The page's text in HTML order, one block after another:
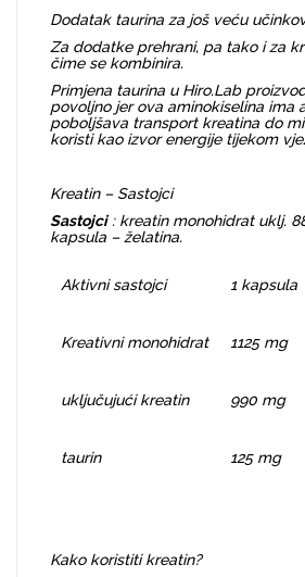
Dodatak taurina za još veću
Za dodatke prehrani, pa tako i za
čime se kombinira.
Primjena taurina u Hiro.Lab
povoljno jer ova aminokiselina ima
poboljšava transport kreatina do
koristi kao izvor energije tijekom
Kreatin – Sastojci
Sastojci: kreatin monohidrat uklj.
kapsula – želatina.
Aktivni sastojci 1 kapsula
Kreativni monohidrat 1125 mg
uključujući kreatin 990 mg
taurin 125 mg
Kako koristiti kreatin?